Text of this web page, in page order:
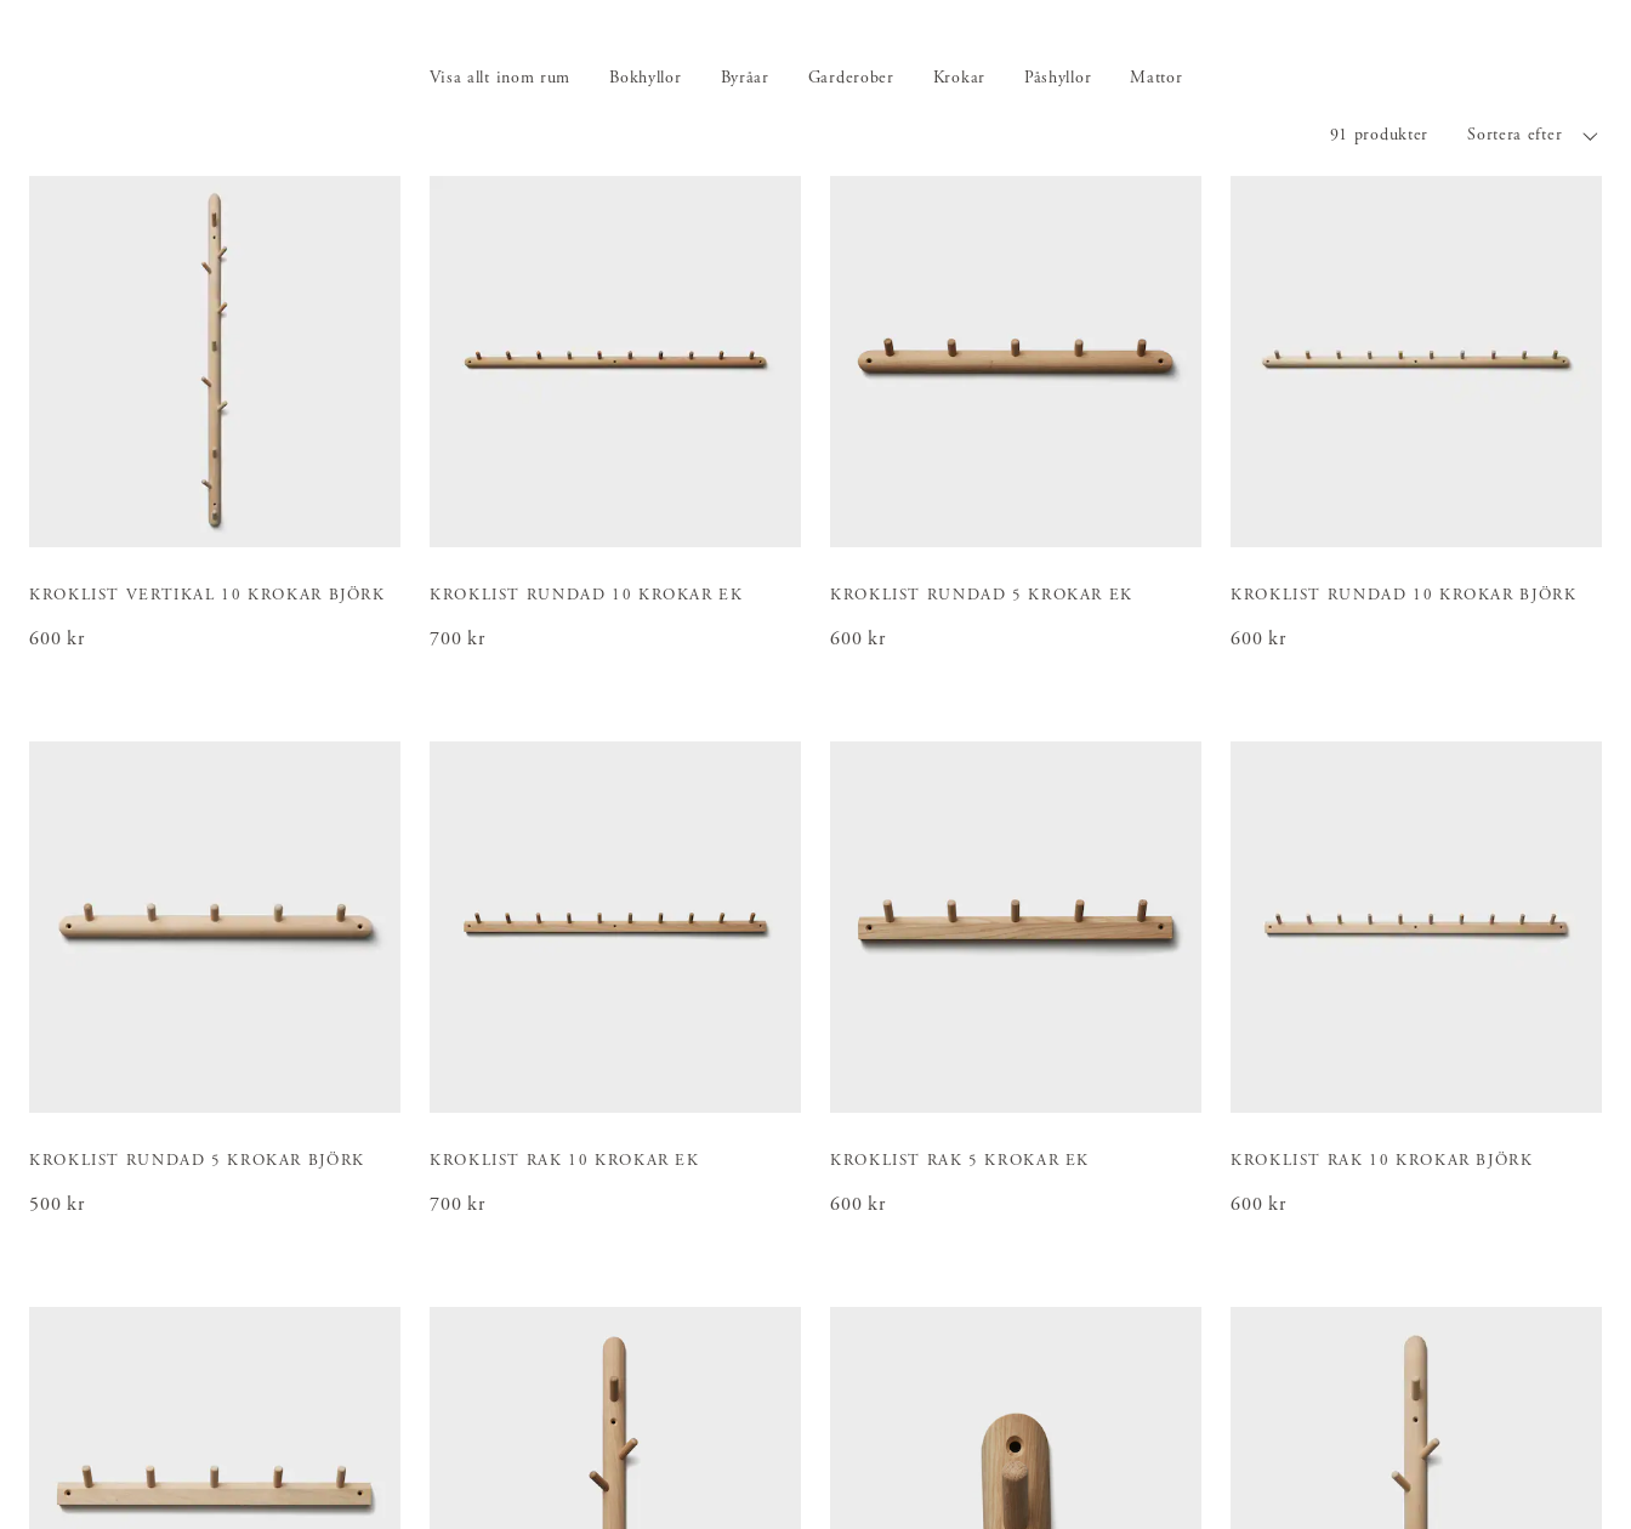
inbyggd plats för skrivbord bjuder flexibla Sparring hyllsystem på. En mjuk matta i
Visa allt inom rum Bokhyllor Byråar Garderober Krokar Påshyllor Mattor
91 produkter Sortera efter
KROKLIST VERTIKAL 10 KROKAR BJÖRK
Pris :600 kr
600 kr
KROKLIST RUNDAD 10 KROKAR EK
Pris :700 kr
700 kr
KROKLIST RUNDAD 5 KROKAR EK
Pris :600 kr
600 kr
KROKLIST RUNDAD 10 KROKAR BJÖRK
Pris :600 kr
600 kr
KROKLIST RUNDAD 5 KROKAR BJÖRK
Pris :500 kr
500 kr
KROKLIST RAK 10 KROKAR EK
Pris :700 kr
700 kr
KROKLIST RAK 5 KROKAR EK
Pris :600 kr
600 kr
KROKLIST RAK 10 KROKAR BJÖRK
Pris :600 kr
600 kr